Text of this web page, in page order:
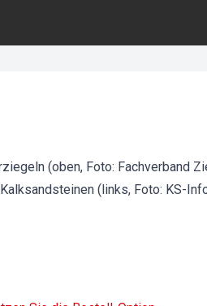
(oben, Foto: Fachverband
(links, Foto: KS-